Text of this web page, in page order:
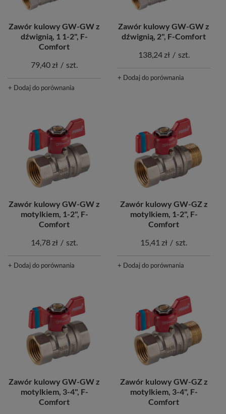
Zawór kulowy GW-GW z
dźwignią, 1 1-2", F-
Comfort
79,40 zł / szt.
+ Dodaj do porównania
Zawór kulowy GW-GW z
dźwignią, 2", F-Comfort
138,24 zł / szt.
+ Dodaj do porównania
Zawór kulowy GW-GW z
motylkiem, 1-2", F-
Comfort
14,78 zł / szt.
+ Dodaj do porównania
Zawór kulowy GW-GZ z
motylkiem, 1-2", F-
Comfort
15,41 zł / szt.
+ Dodaj do porównania
Zawór kulowy GW-GW z
motylkiem, 3-4", F-
Comfort
Zawór kulowy GW-GZ z
motylkiem, 3-4", F-
Comfort